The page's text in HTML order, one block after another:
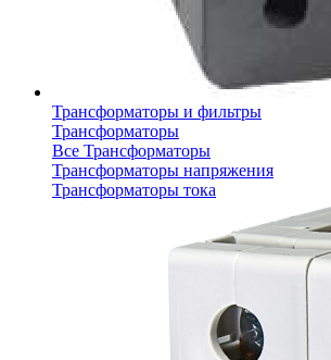
Трансформаторы и фильтры
Трансформаторы
Все Трансформаторы
Трансформаторы напряжения
Трансформаторы тока